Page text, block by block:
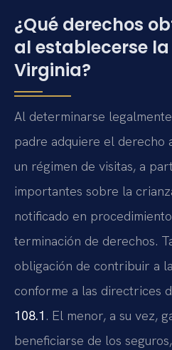
¿Qué derechos
al establecerse
Virginia?
Al determinarse
padre adquiere el derecho
un régimen de visitas, a
importantes sobre la
notificado en
terminación de derechos.
obligación de contribuir a
conforme a las directrices
108.1 . El menor, a su vez,
beneficiarse de los